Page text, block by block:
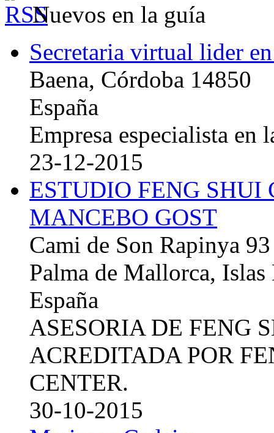
Nuevos en la guía
Secretaria virtual lider
Baena, Córdoba 14850
España
Empresa especialista en
23-12-2015
ESTUDIO FENG
MANCEBO GOST
Cami de Son Rapinya 93
Palma de Mallorca, Islas
España
ASESORIA DE FENG
ACREDITADA POR
CENTER.
30-10-2015